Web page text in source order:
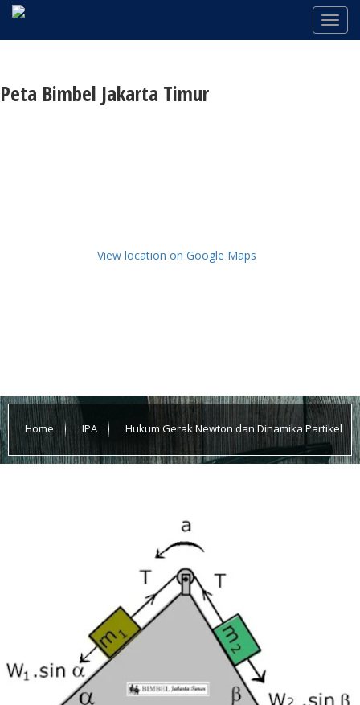
Peta Bimbel Jakarta Timur
View location on Google Maps
Home IPA Hukum Gerak Newton dan Dinamika Partikel